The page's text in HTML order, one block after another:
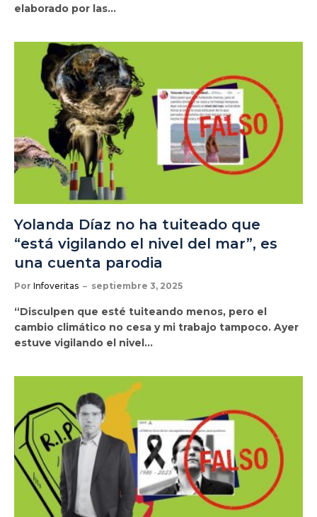
elaborado por las…
Yolanda Díaz no ha tuiteado que
“está vigilando el nivel del mar”, es
una cuenta parodia
Por Infoveritas septiembre 3, 2025
“Disculpen que esté tuiteando menos, pero el
cambio climático no cesa y mi trabajo tampoco. Ayer
estuve vigilando el nivel…